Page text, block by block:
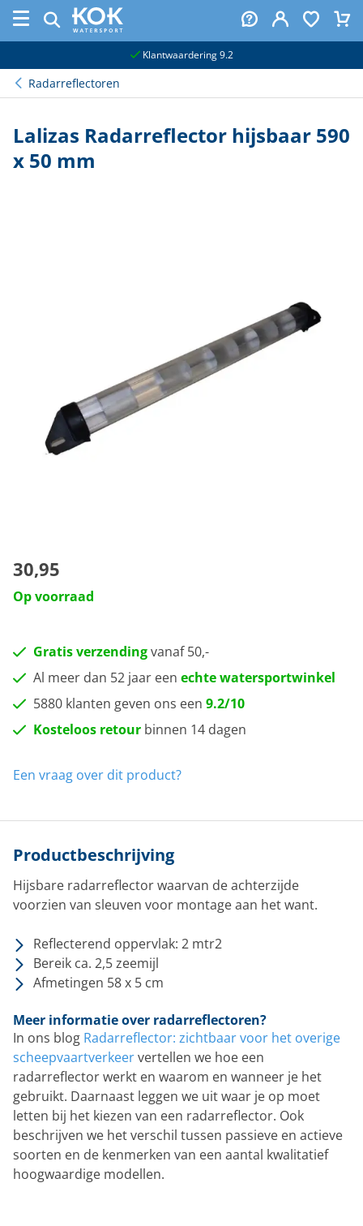
Klantwaardering 9.2
Radarreflectoren
Lalizas Radarreflector hijsbaar 590
x 50 mm
30,95
Op voorraad
Gratis verzendingvanaf 50,-
Al meer dan 52 jaar een echte watersportwinkel
5880 klanten geven ons een 9.2/10
Kosteloos retour binnen 14 dagen
Een vraag over dit product?
Productbeschrijving
Hijsbare radarreflector waarvan de achterzijde
voorzien van sleuven voor montage aan het want.
Reflecterend oppervlak: 2 mtr2
Bereik ca. 2,5 zeemijl
Afmetingen 58 x 5 cm
Meer informatie over radarreflectoren?
In ons blog Radarreflector: zichtbaar voor het overige
scheepvaartverkeervertellen we hoe een
radarreflector werkt en waarom en wanneer je het
gebruikt. Daarnaast leggen we uit waar je op moet
letten bij het kiezen van een radarreflector. Ook
beschrijven we het verschil tussen passieve en actieve
soorten en de kenmerken van een aantal kwalitatief
hoogwaardige modellen.